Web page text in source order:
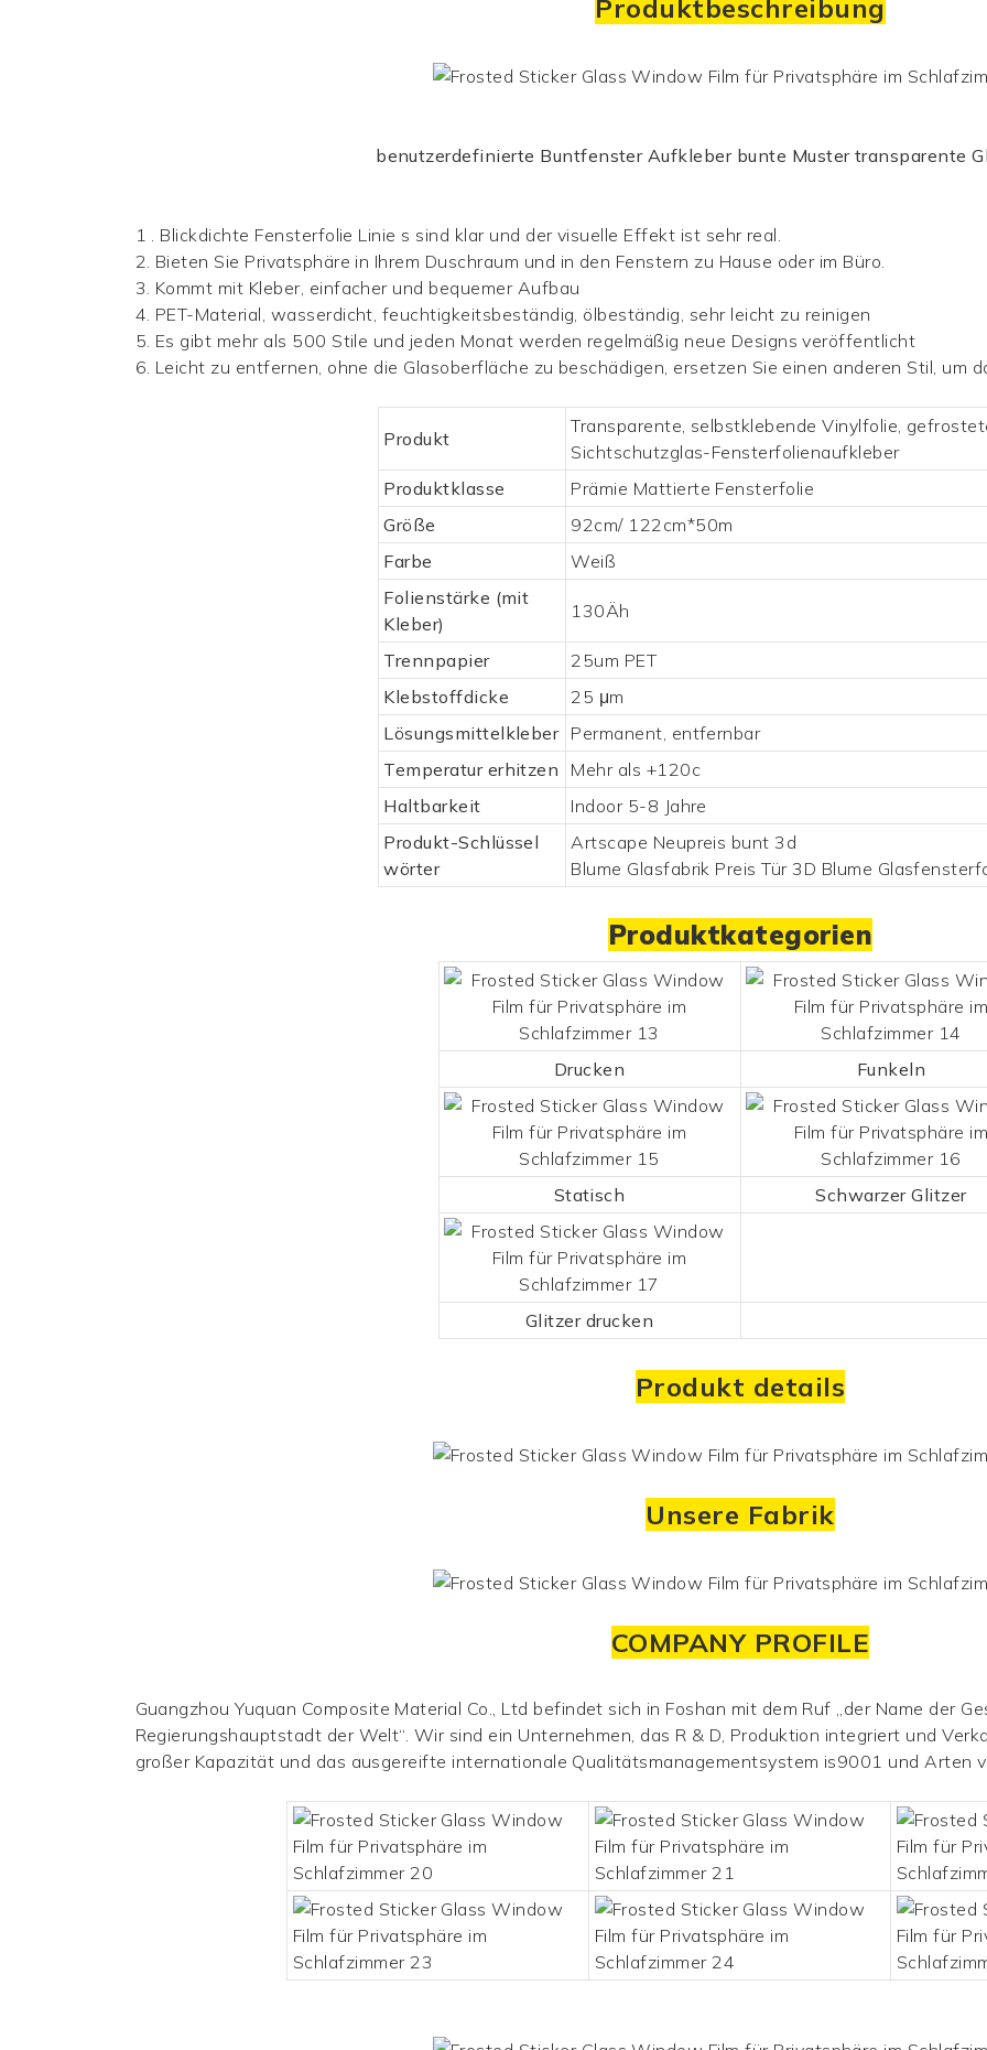
Produktbeschreibung
benutzerdefinierte Buntfenster Aufkleber bunte Muster transparente
1 Blickdichte Fensterfolie Linie s sind klar und der visuelle Effekt ist sehr real.
2. Bieten Sie Privatsphäre in Ihrem Duschraum und in den Fenstern zu Hause oder im Büro.
3. Kommt mit Kleber, einfacher und bequemer Aufbau
4. PET-Material, wasserdicht, feuchtigkeitsbeständig, ölbeständig, sehr leicht zu reinigen
5. Es gibt mehr als 500 Stile und jeden Monat werden regelmäßig neue Designs veröffentlicht
6. Leicht zu entfernen, ohne die Glasoberfläche zu beschädigen, ersetzen Sie einen anderen Stil, um
Produkt
Transparente, selbstklebende Vinylfolie,
Sichtschutzglas-Fensterfolienaufkleber
Produktklasse
Prämie Mattierte Fensterfolie
Größe
92cm/ 122cm*50m
Farbe
Weiß
Folienstärke (mit
Kleber)
130Äh
Trennpapier
25um PET
Klebstoffdicke
25 μm
Lösungsmittelkleber Permanent, entfernbar
Temperatur erhitzen
Mehr als +120c
Haltbarkeit
Indoor 5-8 Jahre
Produkt-Schlüssel
wörter
Artscape Neupreis bunt 3d
Blume Glasfabrik Preis Tür 3D Blume
Produktkategorien
Drucken Funkeln
Statisch Schwarzer Glitzer
Glitzer drucken
Produkt details
Unsere Fabrik
COMPANY PROFILE
Guangzhou Yuquan Composite Material Co., Ltd befindet sich in Foshan mit dem Ruf „der Name der
Regierungshauptstadt der Welt“. Wir sind ein Unternehmen, das R & D, Produktion integriert und
großer Kapazität und das ausgereifte internationale Qualitätsmanagementsystem is9001 und Arten